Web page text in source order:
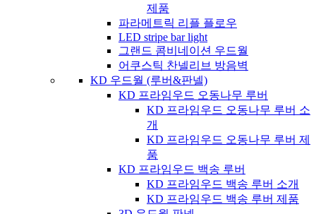
제품
파라메트릭 리플 플로우
LED stripe bar light
그랜드 콤비네이션 우드월
어쿠스틱 찬넬리브 방음벽
KD 우드월 (루버&판넬)
KD 프라임우드 오동나무 루버
KD 프라임우드 오동나무 루버 소
개
KD 프라임우드 오동나무 루버 제
품
KD 프라임우드 백송 루버
KD 프라임우드 백송 루버 소개
KD 프라임우드 백송 루버 제품